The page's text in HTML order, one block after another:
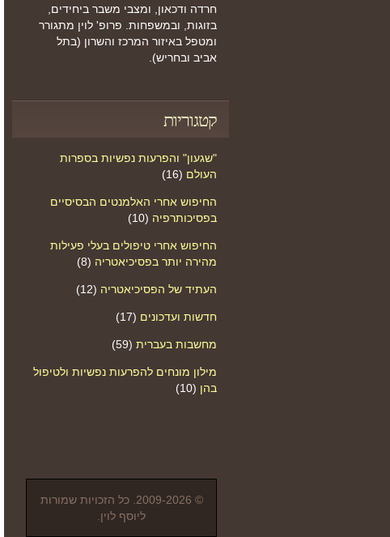
חרדה ודכאון, ומצבי משבר ביחידים,
בזוגות, ובמשפחות. פרופ' לוין מתגורר
ומטפל באיזור המרכז והשרון (בתל
אביב ובחריש).
קטגוריות
"שגעון" והפרעות נפשיות בספרות
העולם (16)
החיפוש אחרי האלמנטים הבסיסיים
בפסיכותרפיה (10)
החיפוש אחרי טיפולים בעלי פעילות
מהירה יותר בפסיכיאטריה (8)
העתיד של הפסיכיאטריה (12)
חדשות ועדכונים (17)
מחשבות בעברית (59)
מילון מונחים להפרעות נפשיות ולטיפול
בהן (10)
© 2009-2026. כל הזכויות שמורות
ליוסף לוין.